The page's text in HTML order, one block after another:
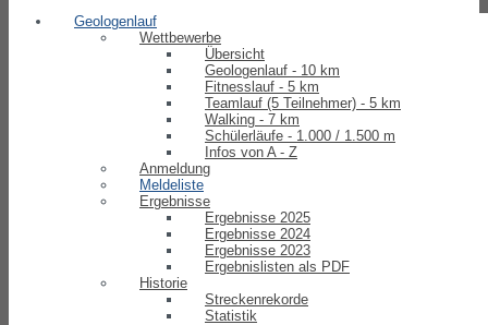
Geologenlauf
Wettbewerbe
Übersicht
Geologenlauf - 10 km
Fitnesslauf - 5 km
Teamlauf (5 Teilnehmer) - 5 km
Walking - 7 km
Schülerläufe - 1.000 / 1.500 m
Infos von A - Z
Anmeldung
Meldeliste
Ergebnisse
Ergebnisse 2025
Ergebnisse 2024
Ergebnisse 2023
Ergebnislisten als PDF
Historie
Streckenrekorde
Statistik